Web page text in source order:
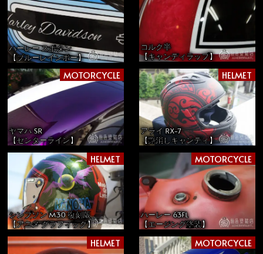
ハーレー スポタン
【ブルーレインボー】
コルク半
【キャンディラップ】
MOTORCYCLE
ヤマハ SR
【センターライン】
HELMET
アライ RX-7
【艶消しキャンディ】
HELMET
シンプソン M30 復刻版
【アニメ グラフィック】
MOTORCYCLE
ハーレー 63FL
【エージング塗装】
HELMET MOTORCYCLE